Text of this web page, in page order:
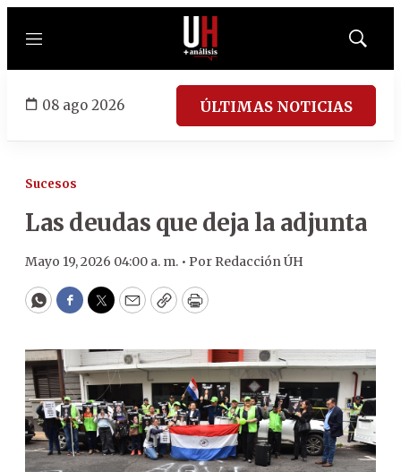
Menú
Mostrar
08 ago 2026 ÚLTIMAS NOTICIAS
Sucesos
Las deudas que deja la adjunta
Mayo 19, 2026 04:00 a. m. • Por Redacción ÚH
WhatsApp
Facebook
Twitter
EmailCopyPrint